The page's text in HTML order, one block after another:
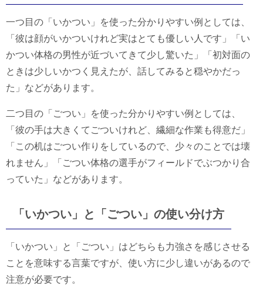
一つ目の「いかつい」を使った分かりやすい例としては、
「彼は顔がいかついけれど実はとても優しい人です」「い
かつい体格の男性が近づいてきて少し驚いた」「初対面の
ときは少しいかつく見えたが、話してみると穏やかだっ
た」などがあります。
二つ目の「ごつい」を使った分かりやすい例としては、
「彼の手は大きくてごついけれど、繊細な作業も得意だ」
「この机はごつい作りをしているので、少々のことでは壊
れません」「ごつい体格の選手がフィールドでぶつかり合
っていた」などがあります。
「いかつい」と「ごつい」の使い分け方
「いかつい」と「ごつい」はどちらも力強さを感じさせる
ことを意味する言葉ですが、使い方に少し違いがあるので
注意が必要です。